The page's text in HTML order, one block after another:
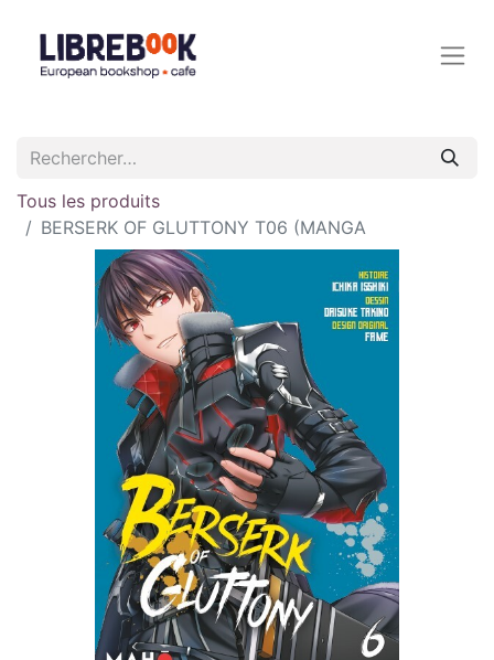
Tous les produits
BERSERK OF GLUTTONY T06 (MANGA